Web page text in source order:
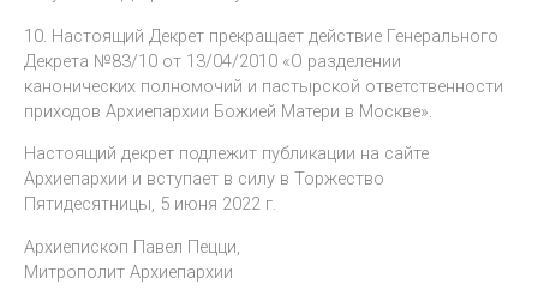
10. Настоящий Декрет прекращает действие Генерального
Декрета №83/10 от 13/04/2010 «О разделении
канонических полномочий и пастырской ответственности
приходов Архиепархии Божией Матери в Москве».
Настоящий декрет подлежит публикации на сайте
Архиепархии и вступает в силу в Торжество
Пятидесятницы, 5 июня 2022 г.
Архиепископ Павел Пецци,
Митрополит Архиепархии